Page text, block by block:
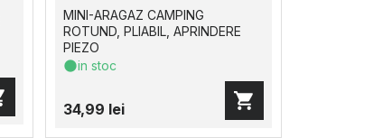
MINI-ARAGAZ CAMPING
ROTUND, PLIABIL, APRINDERE
PIEZO
in stoc
34,99 lei